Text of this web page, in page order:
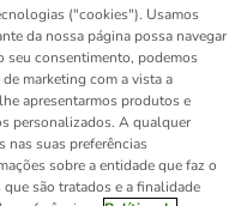
("cookies"). Usamos
da nossa página possa navegar
seu consentimento, podemos
marketing com a vista a
apresentarmos produtos e
personalizados. A qualquer
nas suas preferências
sobre a entidade que faz o
são tratados e a finalidade